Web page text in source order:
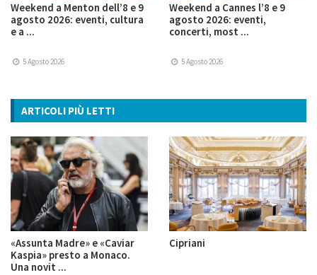
Weekend a Menton dell’8 e 9
agosto 2026: eventi, cultura
e a ...
5 Agosto 2026
Weekend a Cannes l’8 e 9
agosto 2026: eventi,
concerti, most ...
5 Agosto 2026
ARTICOLI PIÙ LETTI
«Assunta Madre» e «Caviar
Kaspia» presto a Monaco.
Una novit ...
Cipriani